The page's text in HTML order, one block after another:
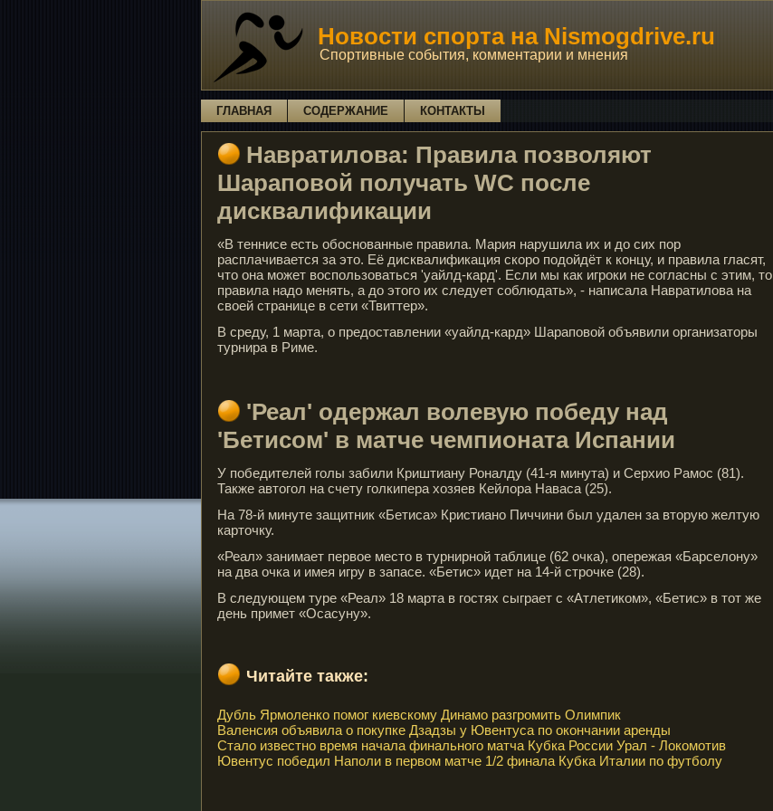
Новости спорта на Nismogdrive.ru
Спортивные события, комментарии и мнения
ГЛАВНАЯ СОДЕРЖАНИЕ КОНТАКТЫ
Навратилова: Правила позволяют
Шараповой получать WC после
дисквалификации
«В теннисе есть обоснованные правила. Мария нарушила их и до сих пор
расплачивается за это. Её дисквалификация скоро подойдёт к концу, и правила гласят,
что она может воспользоваться 'уайлд-кард'. Если мы как игроки не согласны с этим, то
правила надо менять, а до этого их следует соблюдать», - написала Навратилова на
своей странице в сети «Твиттер».
В среду, 1 марта, о предоставлении «уайлд-кард» Шараповой объявили организаторы
турнира в Риме.
'Реал' одержал волевую победу над
'Бетисом' в матче чемпионата Испании
У победителей голы забили Криштиану Роналду (41-я минута) и Серхио Рамос (81).
Также автогол на счету голкипера хозяев Кейлора Наваса (25).
На 78-й минуте защитник «Бетиса» Кристиано Пиччини был удален за вторую желтую
карточку.
«Реал» занимает первое место в турнирной таблице (62 очка), опережая «Барселону»
на два очка и имея игру в запасе. «Бетис» идет на 14-й строчке (28).
В следующем туре «Реал» 18 марта в гостях сыграет с «Атлетиком», «Бетис» в тот же
день примет «Осасуну».
Читайте также:
Дубль Ярмоленко помог киевскому Динамо разгромить Олимпик
Валенсия объявила о покупке Дзадзы у Ювентуса по окончании аренды
Стало известно время начала финального матча Кубка России Урал - Локомотив
Ювентус победил Наполи в первом матче 1/2 финала Кубка Италии по футболу